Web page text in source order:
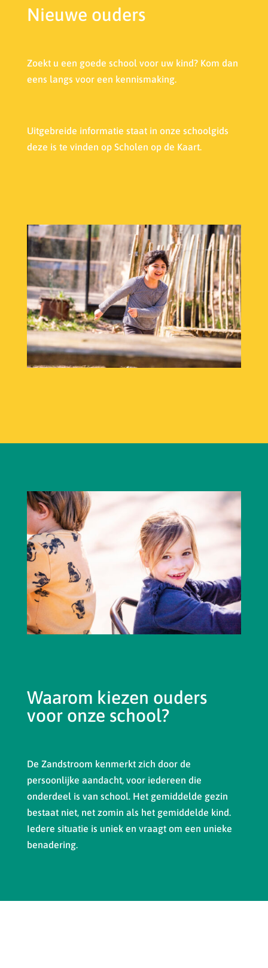
Nieuwe ouders
Zoekt u een goede school voor uw kind? Kom dan
eens langs voor een kennismaking.
Uitgebreide informatie staat in onze schoolgids
deze is te vinden op Scholen op de Kaart.
Waarom kiezen ouders
voor onze school?
De Zandstroom kenmerkt zich door de
persoonlijke aandacht, voor iedereen die
onderdeel is van school. Het gemiddelde gezin
bestaat niet, net zomin als het gemiddelde kind.
Iedere situatie is uniek en vraagt om een unieke
benadering.